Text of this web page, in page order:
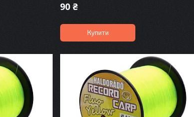
90 ₴
Купити